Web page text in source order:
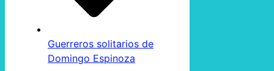
Guerreros solitarios de
Domingo Espinoza